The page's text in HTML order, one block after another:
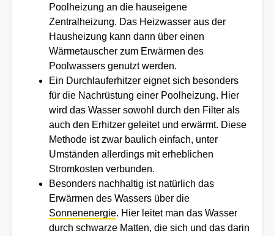
Poolheizung an die hauseigene
Zentralheizung. Das Heizwasser aus der
Hausheizung kann dann über einen
Wärmetauscher zum Erwärmen des
Poolwassers genutzt werden.
Ein Durchlauferhitzer eignet sich besonders
für die Nachrüstung einer Poolheizung. Hier
wird das Wasser sowohl durch den Filter als
auch den Erhitzer geleitet und erwärmt. Diese
Methode ist zwar baulich einfach, unter
Umständen allerdings mit erheblichen
Stromkosten verbunden.
Besonders nachhaltig ist natürlich das
Erwärmen des Wassers über die
Sonnenenergie. Hier leitet man das Wasser
durch schwarze Matten, die sich und das darin